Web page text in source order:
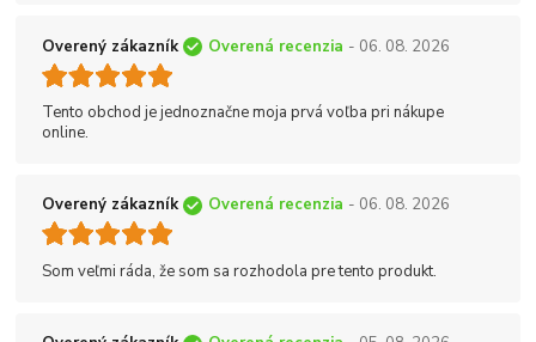
Overený zákazník Overená recenzia - 06. 08. 2026
Tento obchod je jednoznačne moja prvá voľba pri nákupe
online.
Overený zákazník Overená recenzia - 06. 08. 2026
Som veľmi ráda, že som sa rozhodola pre tento produkt.